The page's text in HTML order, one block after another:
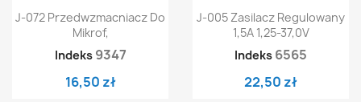
J-072 Przedwzmacniacz Do
Mikrof,
Indeks 9347
16,50 zł
J-005 Zasilacz Regulowany
1,5A 1,25-37,0V
Indeks 6565
22,50 zł